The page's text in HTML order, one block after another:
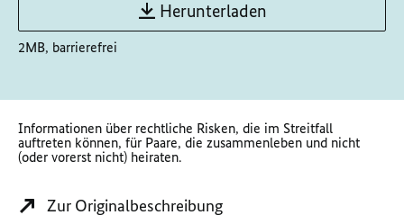
Herunterladen
2MB, barrierefrei
Informationen über rechtliche Risken, die im Streitfall
auftreten können, für Paare, die zusammenleben und nicht
(oder vorerst nicht) heiraten.
Zur Originalbeschreibung